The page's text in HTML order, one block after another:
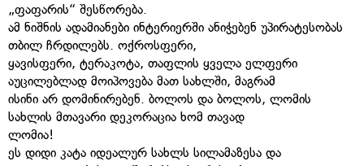
„ფაფარის“ შესწორება.
ამ ნიშნის ადამიანები ინტერიერში ანიჭებენ უპირატესობას
თბილ ჩრდილებს. ოქროსფერი,
ყავისფერი, ტერაკოტა, თაფლის ყველა ელფერი
აუცილებლად მოიპოვება მათ სახლში, მაგრამ
ისინი არ დომინირებენ. ბოლოს და ბოლოს, ლომის
სახლის მთავარი დეკორაცია ხომ თავად
ლომია!
ეს დიდი კატა იდეალურ სახლს სილამაზესა და